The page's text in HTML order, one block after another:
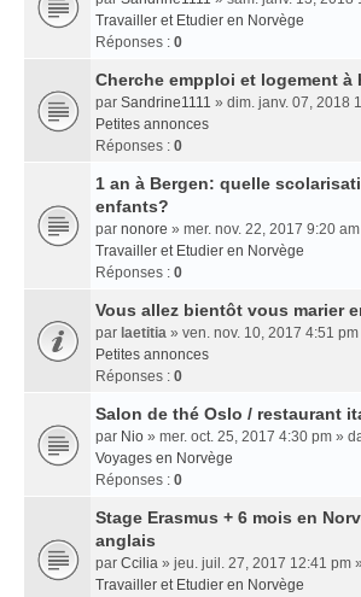
Travailler et Etudier en Norvège
Réponses : 0
Cherche empploi et logement à
par Sandrine1111 » dim. janv. 07, 2018
Petites annonces
Réponses : 0
1 an à Bergen: quelle
enfants?
par nonore » mer. nov. 22, 2017 9:20
Travailler et Etudier en Norvège
Réponses : 0
Vous allez bientôt vous marier
par laetitia » ven. nov. 10, 2017 4:51
Petites annonces
Réponses : 0
Salon de thé Oslo / restaurant
par Nio » mer. oct. 25, 2017 4:30 pm »
Voyages en Norvège
Réponses : 0
Stage Erasmus + 6 mois en
anglais
par Ccilia » jeu. juil. 27, 2017 12:41 pm
Travailler et Etudier en Norvège